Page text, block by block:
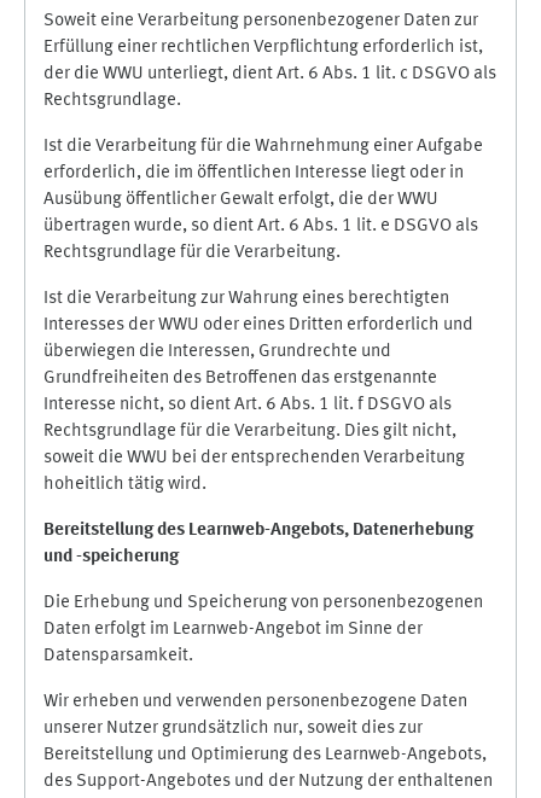
Soweit eine Verarbeitung personenbezogener Daten zur
Erfüllung einer rechtlichen Verpflichtung erforderlich ist,
der die WWU unterliegt, dient Art. 6 Abs. 1 lit. c DSGVO als
Rechtsgrundlage.
Ist die Verarbeitung für die Wahrnehmung einer Aufgabe
erforderlich, die im öffentlichen Interesse liegt oder in
Ausübung öffentlicher Gewalt erfolgt, die der WWU
übertragen wurde, so dient Art. 6 Abs. 1 lit. e DSGVO als
Rechtsgrundlage für die Verarbeitung.
Ist die Verarbeitung zur Wahrung eines berechtigten
Interesses der WWU oder eines Dritten erforderlich und
überwiegen die Interessen, Grundrechte und
Grundfreiheiten des Betroffenen das erstgenannte
Interesse nicht, so dient Art. 6 Abs. 1 lit. f DSGVO als
Rechtsgrundlage für die Verarbeitung. Dies gilt nicht,
soweit die WWU bei der entsprechenden Verarbeitung
hoheitlich tätig wird.
Bereitstellung des Learnweb-Angebots, Datenerhebung
und -speicherung
Die Erhebung und Speicherung von personenbezogenen
Daten erfolgt im Learnweb-Angebot im Sinne der
Datensparsamkeit.
Wir erheben und verwenden personenbezogene Daten
unserer Nutzer grundsätzlich nur, soweit dies zur
Bereitstellung und Optimierung des Learnweb-Angebots,
des Support-Angebotes und der Nutzung der enthaltenen